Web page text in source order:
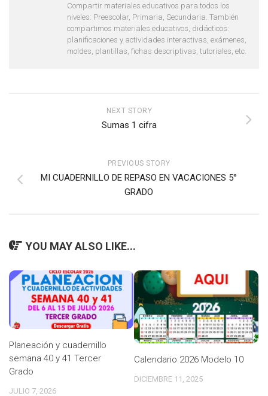
Compartir materiales educativos para todos los
niveles: Preescolar, Primaria, Secundaria. También
compartimos materiales educativos, didácticos:
planificaciones y actividades interactivas, exámenes,
moldes, plantillas, fichas descriptivas, tutoriales, etc.
NEXT STORY
Sumas 1 cifra
PREVIOUS STORY
MI CUADERNILLO DE REPASO EN VACACIONES 5°
GRADO
YOU MAY ALSO LIKE...
Planeación y cuadernillo
semana 40 y 41 Tercer
Grado
JULIO 7, 2026
Calendario 2026 Modelo 10
DICIEMBRE 11, 2025